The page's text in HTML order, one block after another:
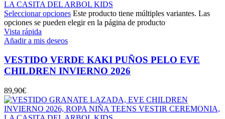
Seleccionar opciones Este producto tiene múltiples variantes. Las
opciones se pueden elegir en la página de producto
Vista rápida
Añadir a mis deseos
VESTIDO VERDE KAKI PUÑOS PELO EVE
CHILDREN INVIERNO 2026
89,90€